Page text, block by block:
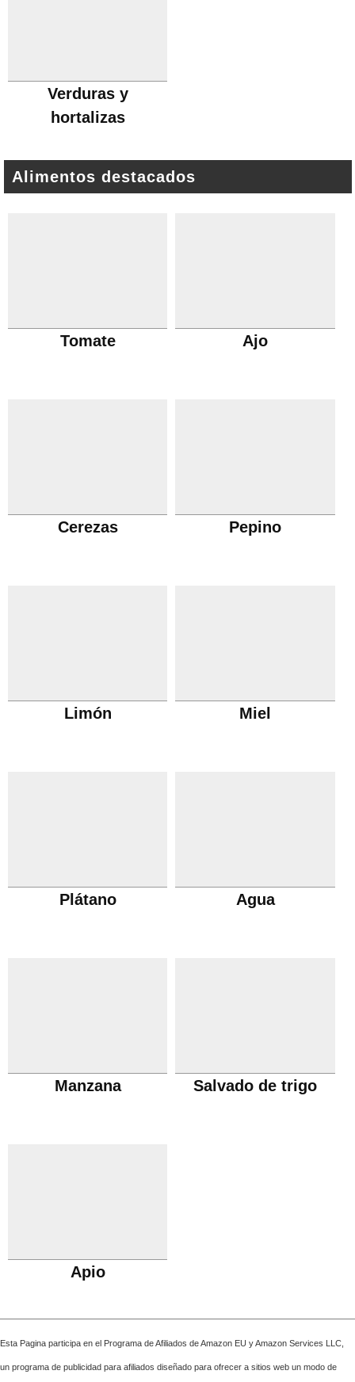
Verduras y
hortalizas
Alimentos destacados
Tomate Ajo
Cerezas Pepino
Limón Miel
Plátano Agua
Manzana Salvado de trigo
Apio
Esta Pagina participa en el Programa de Afiliados de Amazon EU y Amazon Services LLC,
un programa de publicidad para afiliados diseñado para ofrecer a sitios web un modo de